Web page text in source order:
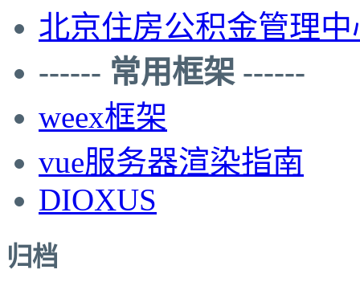
北京住房公积金管理中
------ 常用框架 ------
weex框架
vue服务器渲染指南
DIOXUS
归档